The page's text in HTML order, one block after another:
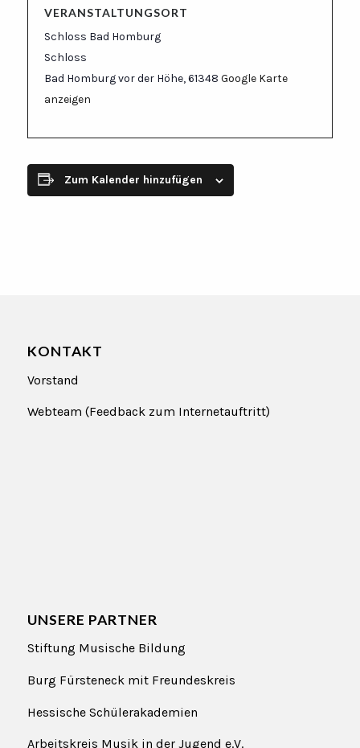
VERANSTALTUNGSORT
Schloss Bad Homburg
Schloss
Bad Homburg vor der Höhe, 61348 Google Karte
anzeigen
Zum Kalender hinzufügen
KONTAKT
Vorstand
Webteam (Feedback zum Internetauftritt)
UNSERE PARTNER
Stiftung Musische Bildung
Burg Fürsteneckmit Freundeskreis
Hessische Schülerakademien
Arbeitskreis Musik in der Jugend e.V.